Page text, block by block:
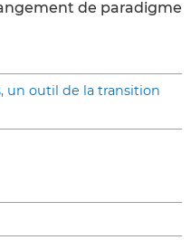
de paradigme
un outil de la transition